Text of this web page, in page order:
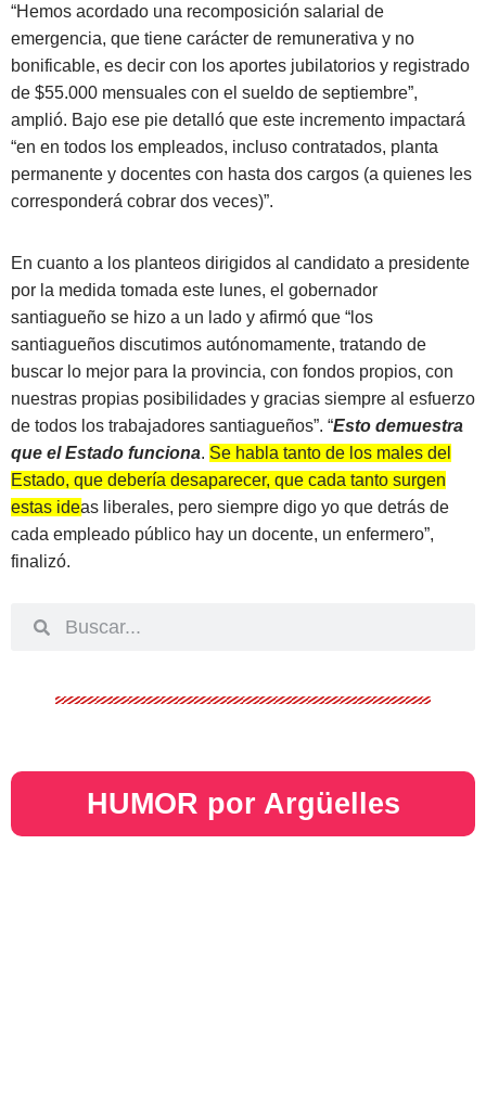
“Hemos acordado una recomposición salarial de
emergencia, que tiene carácter de remunerativa y no
bonificable, es decir con los aportes jubilatorios y registrado
de $55.000 mensuales con el sueldo de septiembre”,
amplió. Bajo ese pie detalló que este incremento impactará
“en en todos los empleados, incluso contratados, planta
permanente y docentes con hasta dos cargos (a quienes les
corresponderá cobrar dos veces)”.
En cuanto a los planteos dirigidos al candidato a presidente
por la medida tomada este lunes, el gobernador
santiagueño se hizo a un lado y afirmó que “los
santiagueños discutimos autónomamente, tratando de
buscar lo mejor para la provincia, con fondos propios, con
nuestras propias posibilidades y gracias siempre al esfuerzo
de todos los trabajadores santiagueños”. “Esto demuestra
que el Estado funciona. Se habla tanto de los males del
Estado, que debería desaparecer, que cada tanto surgen
estas ideas liberales, pero siempre digo yo que detrás de
cada empleado público hay un docente, un enfermero”,
finalizó.
HUMOR por Argüelles​